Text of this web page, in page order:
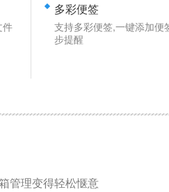
件
多彩便签
支持多彩便签,一键添加
步提醒
管理变得轻松惬意